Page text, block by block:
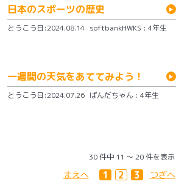
日本のスポーツの歴史
とうこう日:2024.08.14 softbankHWKS : 4年生
一週間の天気をあててみよう！
とうこう日:2024.07.26 ぱんだちゃん : 4年生
30 件中 11 〜 20 件を表示
まえへ 1 2 3 つぎへ